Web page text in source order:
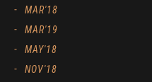
MAR'18
MAR'19
MAY'18
NOV'18